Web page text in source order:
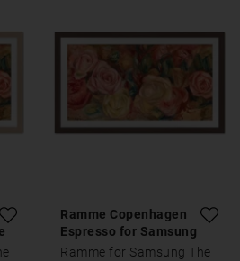
Ramme Copenhagen
Espresso for Samsung
The Frame
Ramme for Samsung The